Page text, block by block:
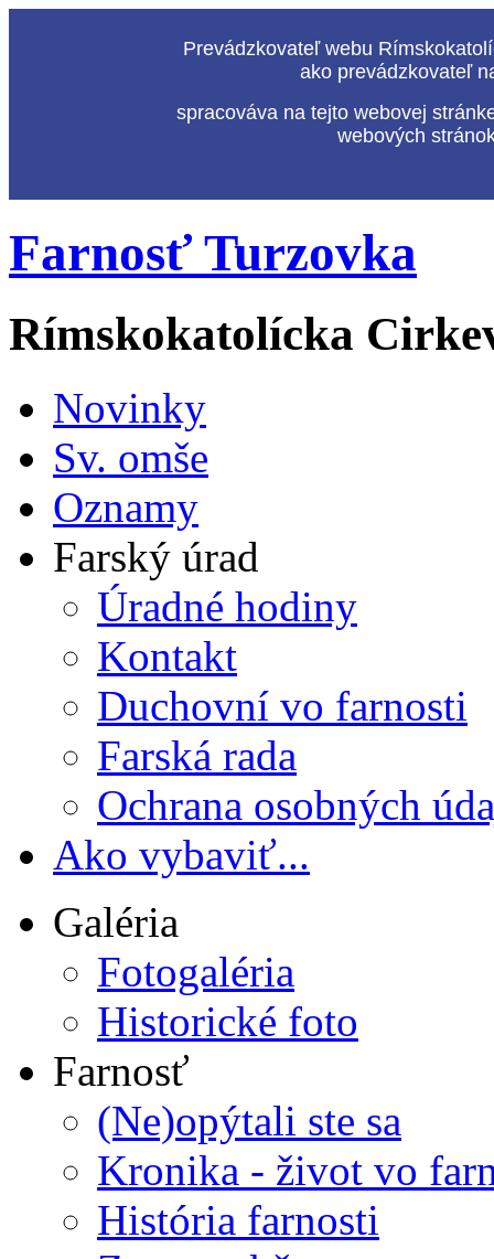
Prevádzkovateľ webu
ako prevádzkovateľ
spracováva na tejto webovej
webových
Farnosť Turzovka
Rímskokatolícka
Novinky
Sv. omše
Oznamy
Farský úrad
Úradné hodiny
Kontakt
Duchovní vo farnosti
Farská rada
Ochrana osobných
Ako vybaviť...
Galéria
Fotogaléria
Historické foto
Farnosť
(Ne)opýtali ste sa
Kronika - život vo
História farnosti